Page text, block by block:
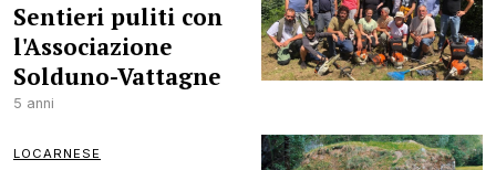
Sentieri puliti con
l'Associazione
Solduno-Vattagne
5 anni
LOCARNESE